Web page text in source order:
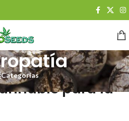
Categorías
para la